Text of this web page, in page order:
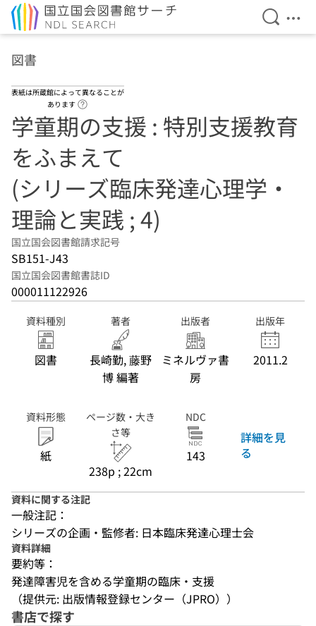
検索を
メ
図書
表紙は所蔵館によって異なることが
あります
学童期の支援 : 特別支援教育
をふまえて
(シリーズ臨床発達心理学・
理論と実践 ; 4)
国立国会図書館請求記号
SB151-J43
国立国会図書館書誌ID
000011122926
資料種別
図書
著者
長崎勤, 藤野
博 編著
出版者
ミネルヴァ書
房
出版年
2011.2
資料形態
紙
ページ数・大き
さ等
238p ; 22cm
NDC
143
詳細を見
る
資料に関する注記
一般注記：
シリーズの企画・監修者: 日本臨床発達心理士会
資料詳細
要約等：
発達障害児を含める学童期の臨床・支援
（提供元: 出版情報登録センター（JPRO））
書店で探す